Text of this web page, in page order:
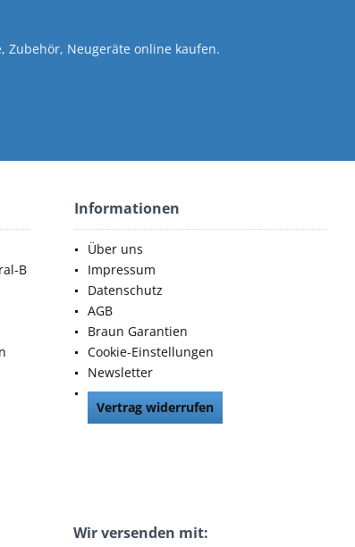
Zubehör, Neugeräte online kaufen.
B
Informationen
Über uns
Impressum
Datenschutz
AGB
Braun Garantien
Cookie-Einstellungen
Newsletter
Vertrag widerrufen
Wir versenden mit: